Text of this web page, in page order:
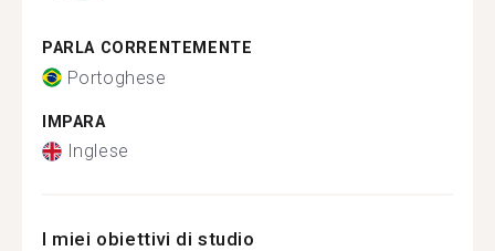
PARLA CORRENTEMENTE
Portoghese
IMPARA
Inglese
I miei obiettivi di studio